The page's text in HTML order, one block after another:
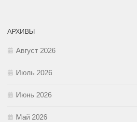
АРХИВЫ
Август 2026
Июль 2026
Июнь 2026
Май 2026